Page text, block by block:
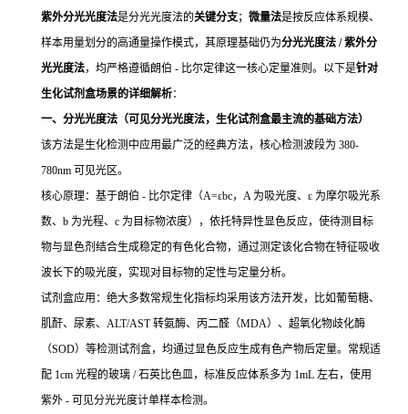
紫外分光光度法是分光光度法的关键分支； 微量法是按反应体系规模、
样本用量划分的高通量操作模式，其原理基础仍为分光光度法 / 紫外分
光光度法，均严格遵循朗伯 - 比尔定律这一核心定量准则。以下是针对
生化试剂盒场景的详细解析：
一、分光光度法（可见分光光度法，生化试剂盒最主流的基础方法）
该方法是生化检测中应用最广泛的经典方法，核心检测波段为 380-
780nm 可见光区。
核心原理：基于朗伯 - 比尔定律（A=εbc，A 为吸光度、ε 为摩尔吸光系
数、b 为光程、c 为目标物浓度），依托特异性显色反应，使待测目标
物与显色剂结合生成稳定的有色化合物，通过测定该化合物在特征吸收
波长下的吸光度，实现对目标物的定性与定量分析。
试剂盒应用：绝大多数常规生化指标均采用该方法开发，比如葡萄糖、
肌酐、尿素、ALT/AST 转氨酶、丙二醛（MDA）、超氧化物歧化酶
（SOD）等检测试剂盒，均通过显色反应生成有色产物后定量。常规适
配 1cm 光程的玻璃 / 石英比色皿，标准反应体系多为 1mL 左右，使用
紫外 - 可见分光光度计单样本检测。